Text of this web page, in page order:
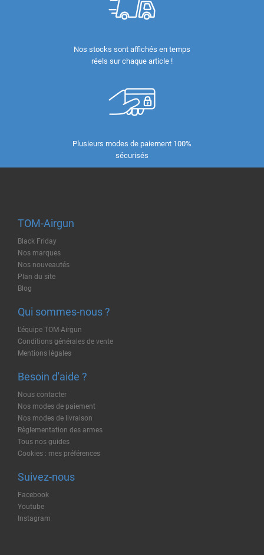
Nos stocks sont affichés en temps
réels sur chaque article !
Plusieurs modes de paiement 100%
sécurisés
TOM-Airgun
Black Friday
Nos marques
Nos nouveautés
Plan du site
Blog
Qui sommes-nous ?
L'équipe TOM-Airgun
Conditions générales de vente
Mentions légales
Besoin d'aide ?
Nous contacter
Nos modes de paiement
Nos modes de livraison
Règlementation des armes
Tous nos guides
Cookies : mes préférences
Suivez-nous
Facebook
Youtube
Instagram